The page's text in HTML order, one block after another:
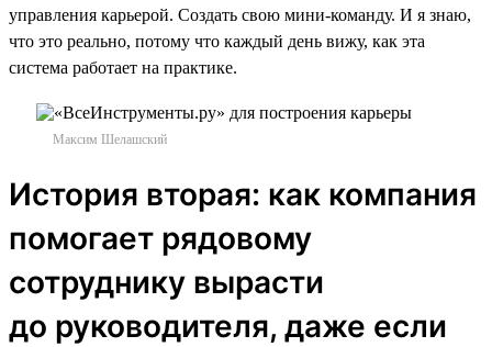
управления карьерой. Создать свою мини-команду. И я знаю,
что это реально, потому что каждый день вижу, как эта
система работает на практике.
Максим Шелашский
История вторая: как компания
помогает рядовому
сотруднику вырасти
до руководителя, даже если